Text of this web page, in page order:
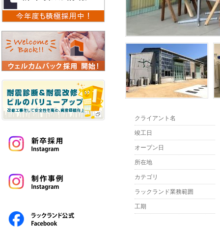
クライアント名
竣工日
オープン日
所在地
カテゴリ
ラックランド業務範囲
工期